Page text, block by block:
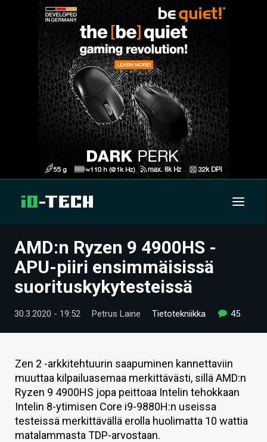
UUTISET
ARTIKKELIT
VIDEOT
TECHBBS
TIETOA
HINTA.FI
KAUPPA
VAIHDA TEEMA
AMD:n Ryzen 9 4900HS -
APU-piiri ensimmäisissä
suorituskykytesteissä
30.3.2020 - 19:52 Petrus Laine Tietotekniikka 45
Zen 2 -arkkitehtuurin saapuminen kannettaviin
muuttaa kilpailuasemaa merkittävästi, sillä AMD:n
Ryzen 9 4900HS jopa peittoaa Intelin tehokkaan
Intelin 8-ytimisen Core i9-9880H:n useissa
testeissä merkittävällä erolla huolimatta 10 wattia
matalammasta TDP-arvostaan.